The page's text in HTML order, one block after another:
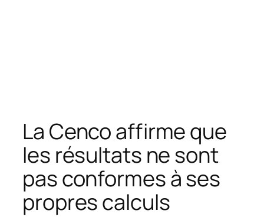
La Cenco affirme que
les résultats ne sont
pas conformes à ses
propres calculs